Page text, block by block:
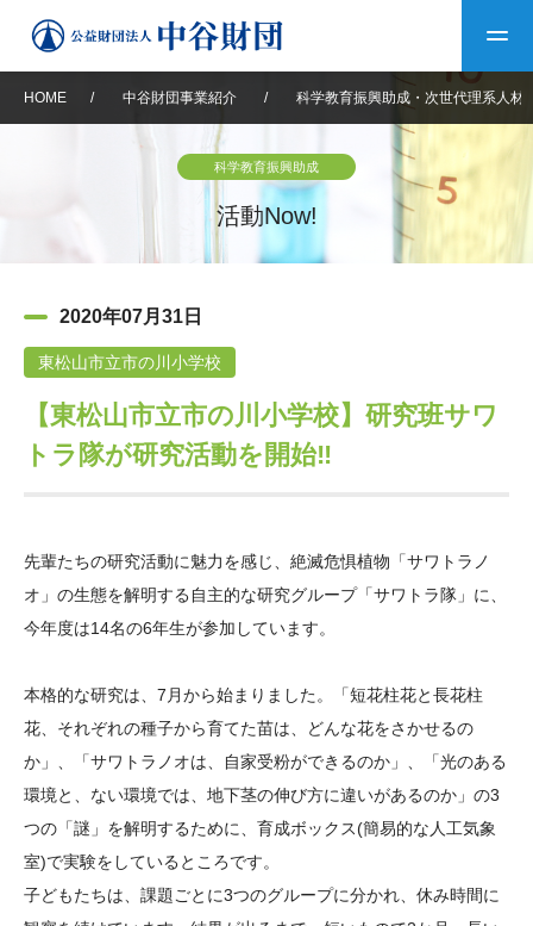
中谷財団について
設立趣意書
沿革 40年史デジタルブック
中谷財団40年史
役員・評議員 公開情報
年報一覧 中谷財団レポート
中谷財団事業紹介
神戸賞 長期大型研究助成
大学院生奨学金
国際学生交流プログラ
ム
次世代理系人材育成プ
ログラム助成
中谷財団動画紹介
その他情報
アクセス よくあるご質問
日本語 English
HOME / 中谷財団事業紹介 / 科学教育振興助成・次世代理系人材
科学教育振興助成
活動Now!
2020年07月31日
東松山市立市の川小学校
【東松山市立市の川小学校】研究班サワ
トラ隊が研究活動を開始‼
先輩たちの研究活動に魅力を感じ、絶滅危惧植物「サワトラノ
オ」の生態を解明する自主的な研究グループ「サワトラ隊」に、
今年度は14名の6年生が参加しています。
本格的な研究は、 7 月から始まりました。「短花柱花と長花柱
花、それぞれの種子から育てた苗は、どんな花をさかせるの
か」、「サワトラノオは、自家受粉ができるのか」、「光のある
環境と、ない環境では、地下茎の伸び方に違いがあるのか」の3
つの「謎」を解明するために、育成ボックス(簡易的な人工気象
室)で実験をしているところです。
子どもたちは、課題ごとに3つのグループに分かれ、休み時間に